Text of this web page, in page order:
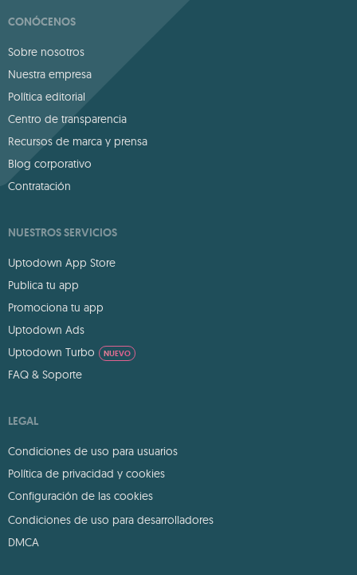
CONÓCENOS
Sobre nosotros
Nuestra empresa
Política editorial
Centro de transparencia
Recursos de marca y prensa
Blog corporativo
Contratación
NUESTROS SERVICIOS
Uptodown App Store
Publica tu app
Promociona tu app
Uptodown Ads
Uptodown Turbo
NUEVO
FAQ & Soporte
LEGAL
Condiciones de uso para usuarios
Política de privacidad y cookies
Configuración de las cookies
Condiciones de uso para desarrolladores
DMCA